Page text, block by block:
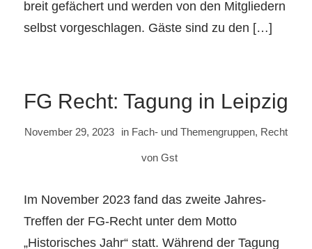
breit gefächert und werden von den Mitgliedern
selbst vorgeschlagen. Gäste sind zu den […]
FG Recht: Tagung in Leipzig
November 29, 2023 in Fach- und Themengruppen, Recht
von Gst
Im November 2023 fand das zweite Jahres-
Treffen der FG-Recht unter dem Motto
„Historisches Jahr“ statt. Während der Tagung